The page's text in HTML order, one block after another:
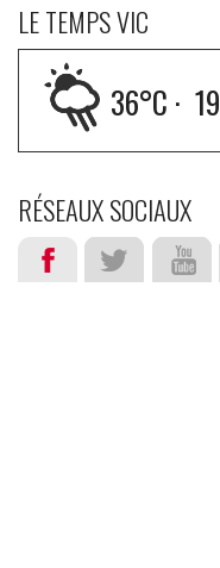
LE TEMPS VIC
36°C · 19
RÉSEAUX SOCIAUX